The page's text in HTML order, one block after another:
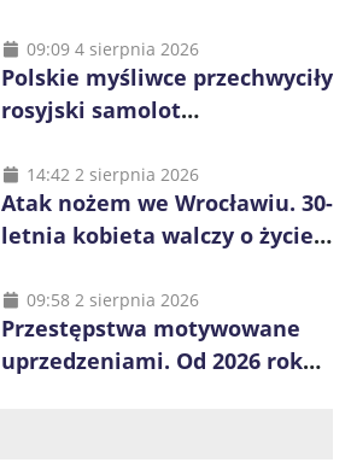
09:09 4 sierpnia 2026
Polskie myśliwce przechwyciły
rosyjski samolot
14:42 2 sierpnia 2026
Atak nożem we Wrocławiu. 30-
letnia kobieta walczy o życie,
obywatela Ukrainy
09:58 2 sierpnia 2026
Przestępstwa motywowane
uprzedzeniami. Od 2026 roku